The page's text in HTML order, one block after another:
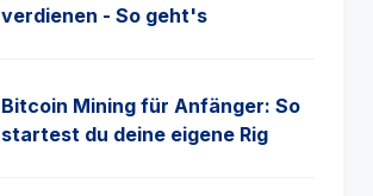
verdienen - So geht's
Bitcoin Mining für Anfänger: So
startest du deine eigene Rig